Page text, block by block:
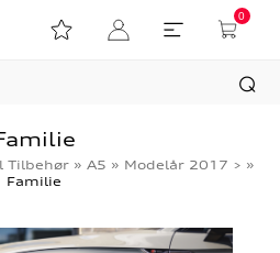
0
Tilbehør »A5 » Modelår 2017 > »
Familie